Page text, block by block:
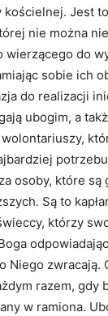
kościelnej. Jest
nie można
wierzącego do
sobie ich
do realizacji
ubogim, a
osoby, które są
Są to
którzy
Niego zwracają.
razem, gdy
w ramiona.